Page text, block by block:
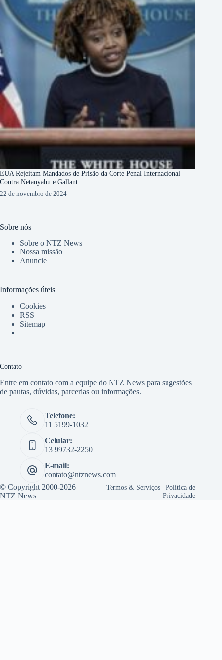
EUA Rejeitam Mandados de Prisão da Corte Penal Internacional
Contra Netanyahu e Gallant
22 de novembro de 2024
Sobre nós
Sobre o NTZ News
Nossa missão
Anuncie
Informações úteis
Cookies
RSS
Sitemap
Contato
Entre em contato com a equipe do NTZ News para sugestões
de pautas, dúvidas, parcerias ou informações.
Telefone:
11 5199-1032
Celular:
13 99732-2250
E-mail:
contato@ntznews.com
© Copyright 2000-2026
NTZ News
Termos & Serviços |Política de
Privacidade